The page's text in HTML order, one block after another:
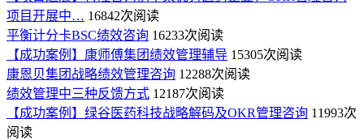
项目开展中… 16842次阅读
平衡计分卡BSC绩效咨询 16233次阅读
【成功案例】康师傅集团绩效管理辅导 15305次阅读
康恩贝集团战略绩效管理咨询 12288次阅读
绩效管理中三种反馈方式 12187次阅读
【成功案例】绿谷医药科技战略解码及OKR管理咨询 11993次
阅读